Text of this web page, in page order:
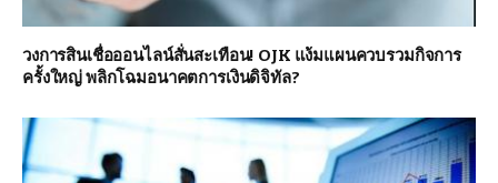
วงการสินเชื่อออนไลน์สั่นสะเทือน! OJK แง้มแผนควบรวมกิจการ
ครั้งใหญ่ พลิกโฉมอนาคตการเงินดิจิทัล?